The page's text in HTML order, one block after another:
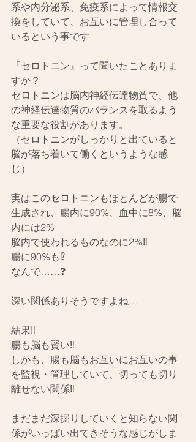
系や内分泌系、免疫系によって情報交
換をしていて、お互いに管理し合って
いるという事です
『セロトニン』って聞いたことありま
すか？
セロトニンは脳内神経伝達物質で、他
の神経伝達物質のバランスを取るよう
な重要な役割があります。
（セロトニンがしっかりと出ていると
脳が落ち着いて働くというような感
じ）
実はこのセロトニンもほとんどが腸で
生成され、腸内に90%、血中に8%、脳
内には2%
脳内で使われるものなのに2%‼️
腸に90%も⁉️
なんで……❓
深い関係ありそうですよね…
結果‼️
腸も脳も賢い‼️
しかも、腸も脳もお互いにお互いの事
を監視・管理していて、切っても切り
離せない関係‼️
まだまだ深掘りしていくと知らない関
係がいっぱい出てきそうな感じがしま